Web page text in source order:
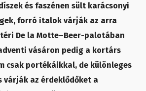
és faszénen sült karácsonyi
forró italok várják az arra
De la Motte–Beer-palotában
vásáron pedig a kortárs
csak portékáikkal, de különleges
várják az érdeklődőket a